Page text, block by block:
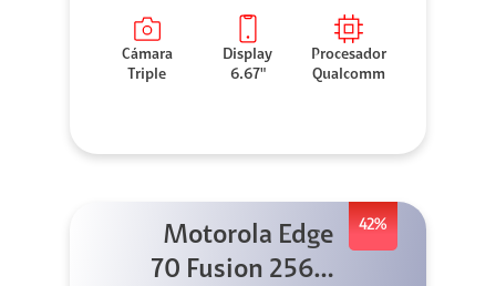
Cámara
Triple
Display
6.67"
Procesador
Qualcomm
42%
Motorola Edge
70 Fusion 256GB